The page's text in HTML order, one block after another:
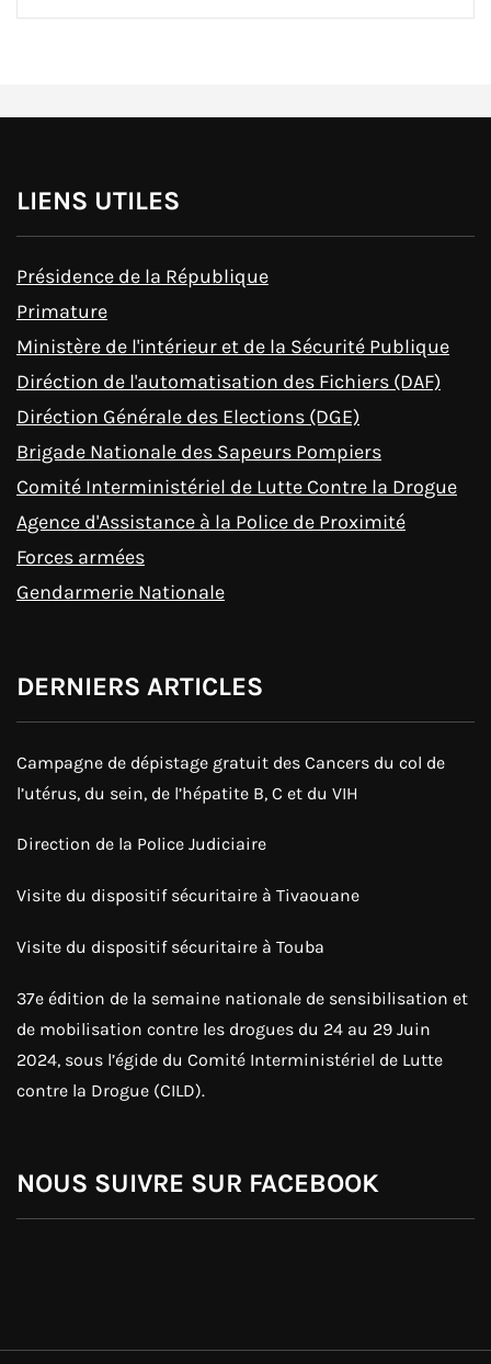
LIENS UTILES
Présidence de la République
Primature
Ministère de l'intérieur et de la Sécurité Publique
Diréction de l'automatisation des Fichiers (DAF)
Diréction Générale des Elections (DGE)
Brigade Nationale des Sapeurs Pompiers
Comité Interministériel de Lutte Contre la Drogue
Agence d'Assistance à la Police de Proximité
Forces armées
Gendarmerie Nationale
DERNIERS ARTICLES
Campagne de dépistage gratuit des Cancers du col de
l’utérus, du sein, de l’hépatite B, C et du VIH
Direction de la Police Judiciaire
Visite du dispositif sécuritaire à Tivaouane
Visite du dispositif sécuritaire à Touba
37e édition de la semaine nationale de sensibilisation et
de mobilisation contre les drogues du 24 au 29 Juin
2024, sous l’égide du Comité Interministériel de Lutte
contre la Drogue (CILD).
NOUS SUIVRE SUR FACEBOOK